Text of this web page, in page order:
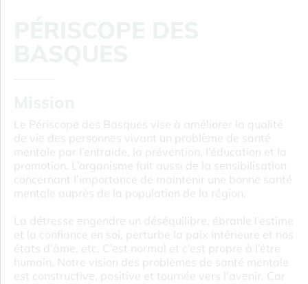
Le Périscope des Basques vise à améliorer la qualité
de vie des personnes vivant un problème de santé
mentale par l’entraide, la prévention, l’éducation et la
promotion. L’organisme fait aussi de la sensibilisation
concernant l’importance de maintenir une bonne santé
mentale auprès de la population de la région.
La détresse engendre un déséquilibre, ébranle l’estime
et la confiance en soi, perturbe la paix intérieure et nos
états d’âme, etc. C’est normal et c’est propre à l’être
humain. Notre vision des problèmes de santé mentale
est constructive, positive et tournée vers l’avenir. Car